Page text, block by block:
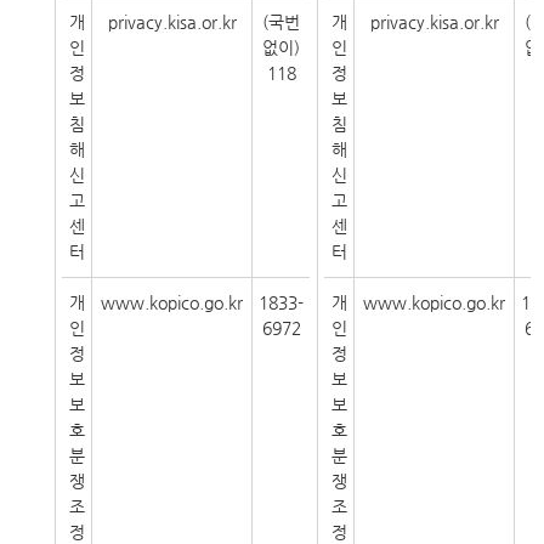
개
인
정
보
침
해
신
고
센
터
privacy.kisa.or.kr
(국번
없이)
118
개
인
정
보
보
호
분
쟁
조
정
www.kopico.go.kr
1833-
6972
개
인
정
보
침
해
신
고
센
터
privacy.kisa.or.kr
(
개
인
정
보
보
호
분
쟁
조
정
www.kopico.go.kr